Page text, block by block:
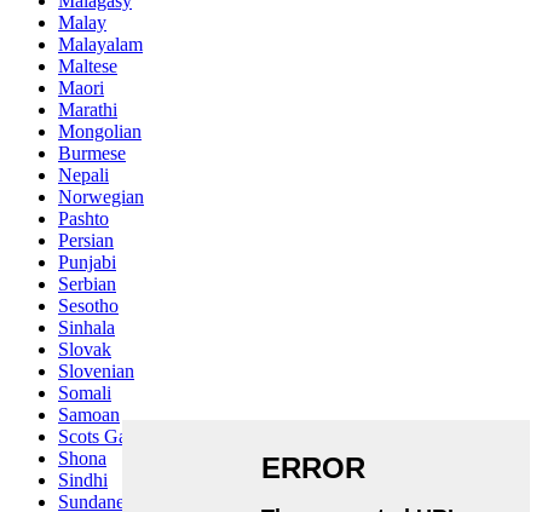
Malay
Malayalam
Maltese
Maori
Marathi
Mongolian
Burmese
Nepali
Norwegian
Pashto
Persian
Punjabi
Serbian
Sesotho
Sinhala
Slovak
Slovenian
Somali
Samoan
Scots Gaelic
Shona
Sindhi
Sundanese